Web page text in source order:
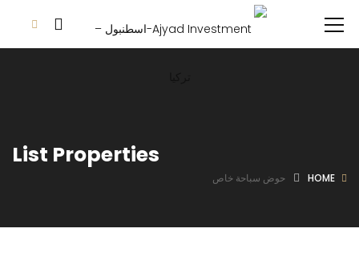
List Properties
HOME حوض سباحة خاص